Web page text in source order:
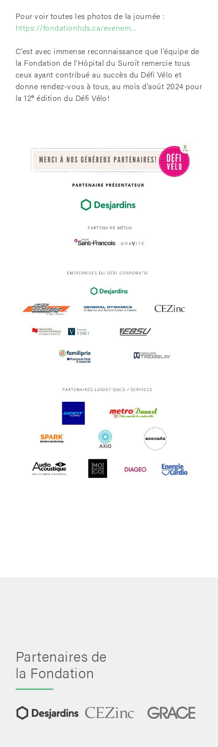
Pour voir toutes les photos de la journée :
https://fondationhds.ca/evenem...
C’est avec immense reconnaissance que l’équipe de
la Fondation de l’Hôpital du Suroît remercie tous
ceux ayant contribué au succès du Défi Vélo et
donne rendez-vous à tous, au mois d’août 2024 pour
la 12e édition du Défi Vélo!
Partenaires de
la Fondation